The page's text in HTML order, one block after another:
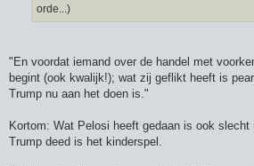
orde...)
"En voordat iemand over de handel met
begint (ook kwalijk!); wat zij geflikt heeft is
Trump nu aan het doen is."
Kortom: Wat Pelosi heeft gedaan is ook
Trump deed is het kinderspel.